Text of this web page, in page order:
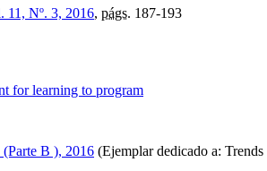
11, Nº. 3, 2016, págs. 187-193
for learning to program
B ), 2016 (Ejemplar dedicado a: